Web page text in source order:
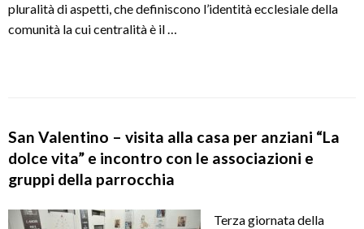
pluralità di aspetti, che definiscono l’identità ecclesiale della
comunità la cui centralità è il …
San Valentino – visita alla casa per anziani “La
dolce vita” e incontro con le associazioni e
gruppi della parrocchia
Terza giornata della